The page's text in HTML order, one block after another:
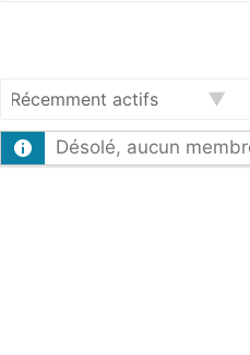
par
Désolé, aucun